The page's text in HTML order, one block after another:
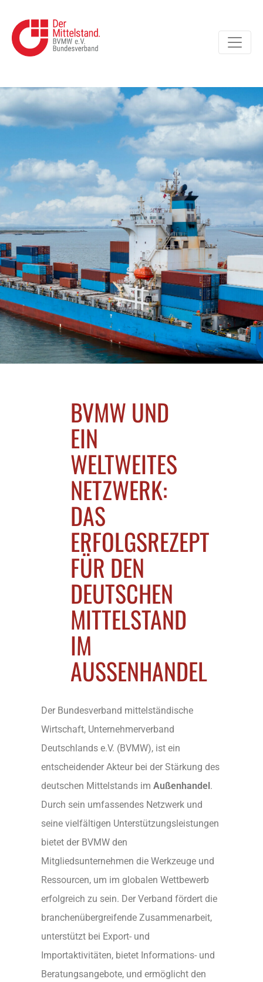
BVMW UND
EIN
WELTWEITES
NETZWERK:
DAS
ERFOLGSREZEPT
FÜR DEN
DEUTSCHEN
MITTELSTAND
IM
AUSSENHANDEL
Der Bundesverband mittelständische
Wirtschaft, Unternehmerverband
Deutschlands e.V. (BVMW), ist ein
entscheidender Akteur bei der Stärkung des
deutschen Mittelstands im Außenhandel.
Durch sein umfassendes Netzwerk und
seine vielfältigen Unterstützungsleistungen
bietet der BVMW den
Mitgliedsunternehmen die Werkzeuge und
Ressourcen, um im globalen Wettbewerb
erfolgreich zu sein. Der Verband fördert die
branchenübergreifende Zusammenarbeit,
unterstützt bei Export- und
Importaktivitäten, bietet Informations- und
Beratungsangebote, und ermöglicht den